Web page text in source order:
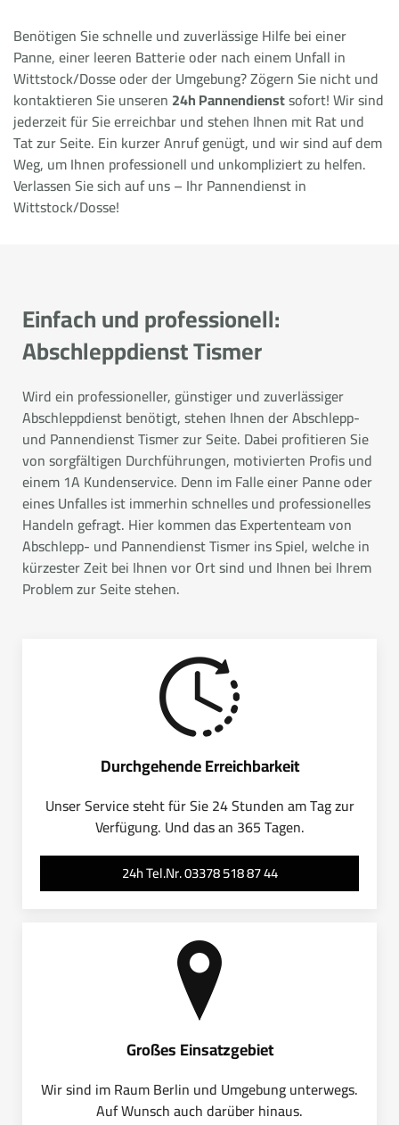
Benötigen Sie schnelle und zuverlässige Hilfe bei einer
Panne, einer leeren Batterie oder nach einem Unfall in
Wittstock/Dosse oder der Umgebung? Zögern Sie nicht und
kontaktieren Sie unseren 24h Pannendienstsofort! Wir sind
jederzeit für Sie erreichbar und stehen Ihnen mit Rat und
Tat zur Seite. Ein kurzer Anruf genügt, und wir sind auf dem
Weg, um Ihnen professionell und unkompliziert zu helfen.
Verlassen Sie sich auf uns – Ihr Pannendienst in
Wittstock/Dosse!
Einfach und professionell:
Abschleppdienst Tismer
Wird ein professioneller, günstiger und zuverlässiger
Abschleppdienst benötigt, stehen Ihnen der Abschlepp-
und Pannendienst Tismer zur Seite. Dabei profitieren Sie
von sorgfältigen Durchführungen, motivierten Profis und
einem 1A Kundenservice. Denn im Falle einer Panne oder
eines Unfalles ist immerhin schnelles und professionelles
Handeln gefragt. Hier kommen das Expertenteam von
Abschlepp- und Pannendienst Tismer ins Spiel, welche in
kürzester Zeit bei Ihnen vor Ort sind und Ihnen bei Ihrem
Problem zur Seite stehen.
Durchgehende Erreichbarkeit
Unser Service steht für Sie 24 Stunden am Tag zur
Verfügung. Und das an 365 Tagen.
24h Tel.Nr. 03378 518 87 44
Großes Einsatzgebiet
Wir sind im Raum Berlin und Umgebung unterwegs.
Auf Wunsch auch darüber hinaus.